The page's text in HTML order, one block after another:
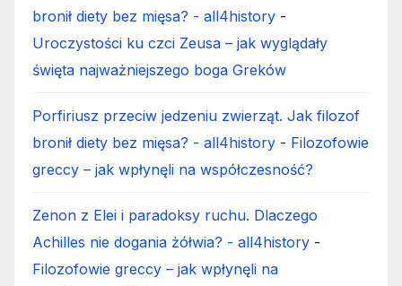
bronił diety bez mięsa? - all4history -
Uroczystości ku czci Zeusa – jak wyglądały
święta najważniejszego boga Greków
Porfiriusz przeciw jedzeniu zwierząt. Jak filozof
bronił diety bez mięsa? - all4history - Filozofowie
greccy – jak wpłynęli na współczesność?
Zenon z Elei i paradoksy ruchu. Dlaczego
Achilles nie dogania żółwia? - all4history -
Filozofowie greccy – jak wpłynęli na